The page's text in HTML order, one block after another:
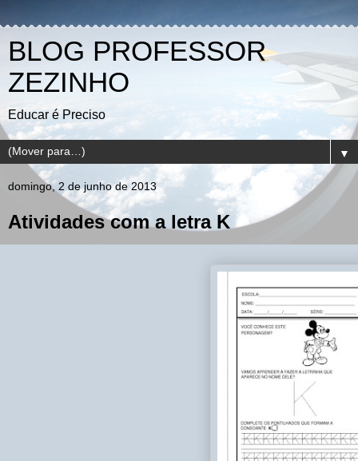
BLOG PROFESSOR
ZEZINHO
Educar é Preciso
▼
domingo, 2 de junho de 2013
Atividades com a letra K